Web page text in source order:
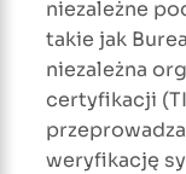
niezależne
takie jak
niezależna
certyfikacji
weryfikację